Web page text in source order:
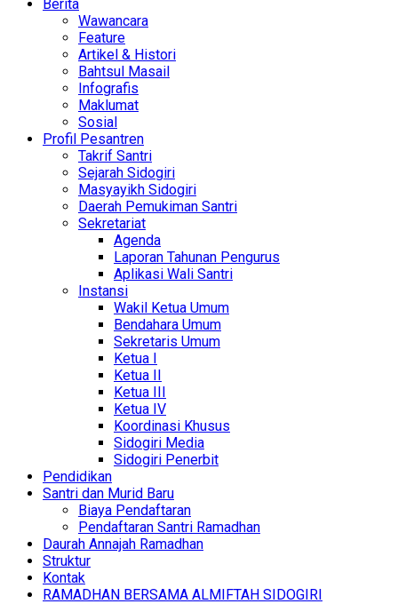
Berita
Wawancara
Feature
Artikel & Histori
Bahtsul Masail
Infografis
Maklumat
Sosial
Profil Pesantren
Takrif Santri
Sejarah Sidogiri
Masyayikh Sidogiri
Daerah Pemukiman Santri
Sekretariat
Agenda
Laporan Tahunan Pengurus
Aplikasi Wali Santri
Instansi
Wakil Ketua Umum
Bendahara Umum
Sekretaris Umum
Ketua I
Ketua II
Ketua III
Ketua IV
Koordinasi Khusus
Sidogiri Media
Sidogiri Penerbit
Pendidikan
Santri dan Murid Baru
Biaya Pendaftaran
Pendaftaran Santri Ramadhan
Daurah Annajah Ramadhan
Struktur
Kontak
RAMADHAN BERSAMA ALMIFTAH SIDOGIRI